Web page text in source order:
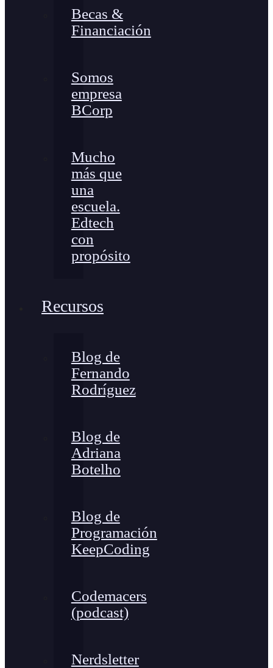
Becas &
Financiación
Somos
empresa
BCorp
Mucho
más que
una
escuela.
Edtech
con
propósito
Recursos
Blog de
Fernando
Rodríguez
Blog de
Adriana
Botelho
Blog de
Programación
KeepCoding
Codemacers
(podcast)
Nerdsletter